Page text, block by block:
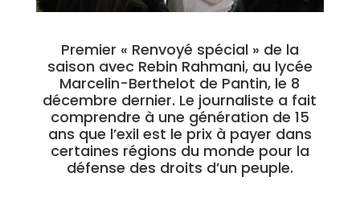
Premier « Renvoyé spécial » de la
saison avec Rebin Rahmani, au lycée
Marcelin-Berthelot de Pantin, le 8
décembre dernier. Le journaliste a fait
comprendre à une génération de 15
ans que l’exil est le prix à payer dans
certaines régions du monde pour la
défense des droits d’un peuple.